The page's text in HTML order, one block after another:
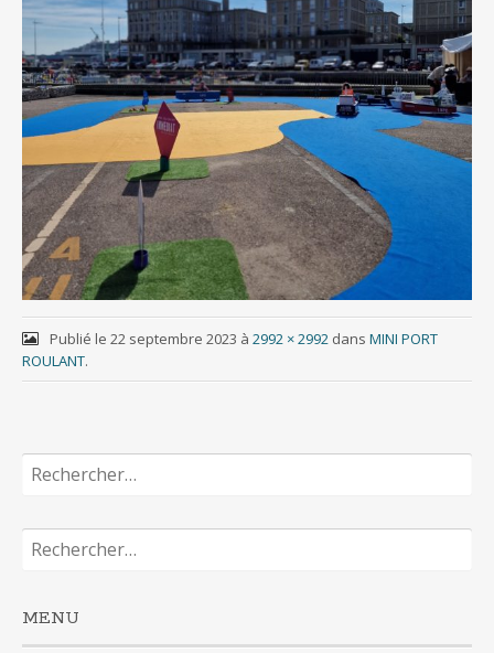
Publié le 22 septembre 2023 à 2992 × 2992dans MINI PORT
ROULANT.
Rechercher :
Rechercher :
MENU